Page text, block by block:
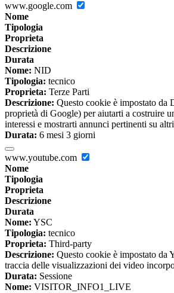
www.google.com
Nome
Tipologia
Proprieta
Descrizione
Durata
Nome: NID
Tipologia: tecnico
Proprieta: Terze Parti
Descrizione: Questo cookie è impostato da
proprietà di Google) per aiutarti a costruire
interessi e mostrarti annunci pertinenti su
Durata: 6 mesi 3 giorni
www.youtube.com
Nome
Tipologia
Proprieta
Descrizione
Durata
Nome: YSC
Tipologia: tecnico
Proprieta: Third-party
Descrizione: Questo cookie è impostato da
traccia delle visualizzazioni dei video
Durata: Sessione
Nome: VISITOR_INFO1_LIVE